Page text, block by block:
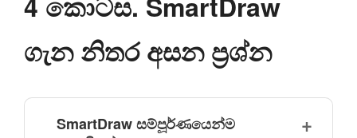
ගැන නිතර අසන ප්‍රශ්න
SmartDraw සම්පූර්ණයෙන්ම